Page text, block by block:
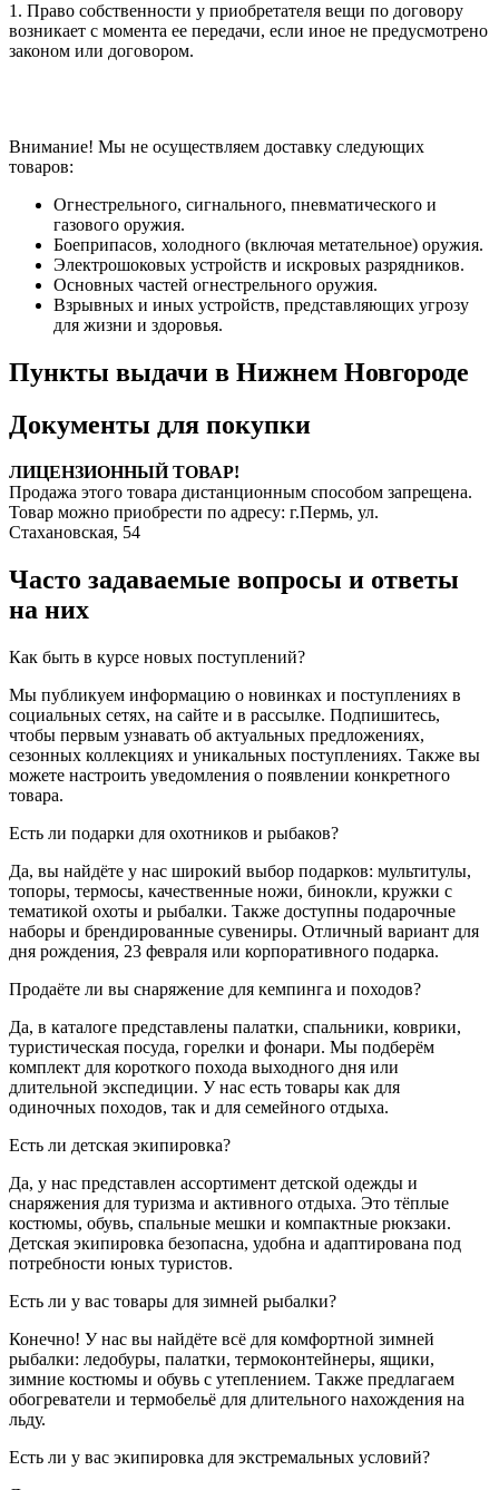
1. Право собственности у приобретателя вещи по договору
возникает с момента ее передачи, если иное не предусмотрено
законом или договором.
Внимание! Мы не осуществляем доставку следующих
товаров:
Огнестрельного, сигнального, пневматического и
газового оружия.
Боеприпасов, холодного (включая метательное) оружия.
Электрошоковых устройств и искровых разрядников.
Основных частей огнестрельного оружия.
Взрывных и иных устройств, представляющих угрозу
для жизни и здоровья.
Пункты выдачи в Нижнем Новгороде
Документы для покупки
ЛИЦЕНЗИОННЫЙ ТОВАР!
Продажа этого товара дистанционным способом запрещена.
Товар можно приобрести по адресу: г.Пермь, ул.
Стахановская, 54
Часто задаваемые вопросы и ответы
на них
Как быть в курсе новых поступлений?
Мы публикуем информацию о новинках и поступлениях в
социальных сетях, на сайте и в рассылке. Подпишитесь,
чтобы первым узнавать об актуальных предложениях,
сезонных коллекциях и уникальных поступлениях. Также вы
можете настроить уведомления о появлении конкретного
товара.
Есть ли подарки для охотников и рыбаков?
Да, вы найдёте у нас широкий выбор подарков: мультитулы,
топоры, термосы, качественные ножи, бинокли, кружки с
тематикой охоты и рыбалки. Также доступны подарочные
наборы и брендированные сувениры. Отличный вариант для
дня рождения, 23 февраля или корпоративного подарка.
Продаёте ли вы снаряжение для кемпинга и походов?
Да, в каталоге представлены палатки, спальники, коврики,
туристическая посуда, горелки и фонари. Мы подберём
комплект для короткого похода выходного дня или
длительной экспедиции. У нас есть товары как для
одиночных походов, так и для семейного отдыха.
Есть ли детская экипировка?
Да, у нас представлен ассортимент детской одежды и
снаряжения для туризма и активного отдыха. Это тёплые
костюмы, обувь, спальные мешки и компактные рюкзаки.
Детская экипировка безопасна, удобна и адаптирована под
потребности юных туристов.
Есть ли у вас товары для зимней рыбалки?
Конечно! У нас вы найдёте всё для комфортной зимней
рыбалки: ледобуры, палатки, термоконтейнеры, ящики,
зимние костюмы и обувь с утеплением. Также предлагаем
обогреватели и термобельё для длительного нахождения на
льду.
Есть ли у вас экипировка для экстремальных условий?